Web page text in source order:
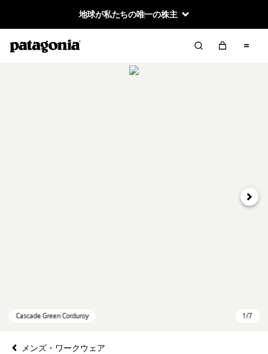
地球が私たちの唯一の株主
次へ
メンズ・ワークウェア